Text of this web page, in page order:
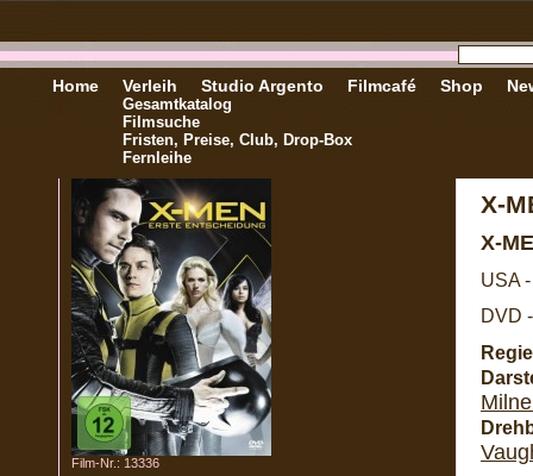
Home Verleih
Gesamtkatalog
Filmsuche
Fristen, Preise, Club, Drop-Box
Fernleihe
Studio Argento Filmcafé Shop
Film-Nr.: 13336
X-
X-
USA
DVD